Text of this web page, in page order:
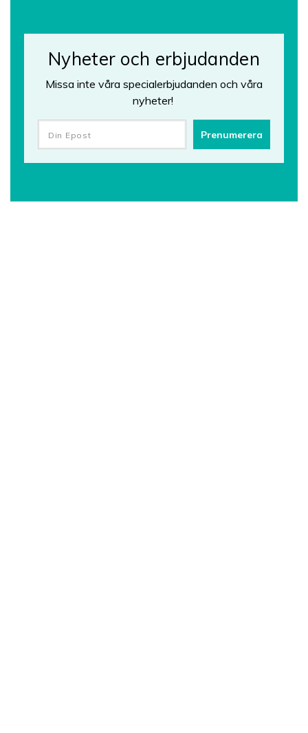
Nyheter och erbjudanden
Missa inte våra specialerbjudanden och våra
nyheter!
Prenumerera